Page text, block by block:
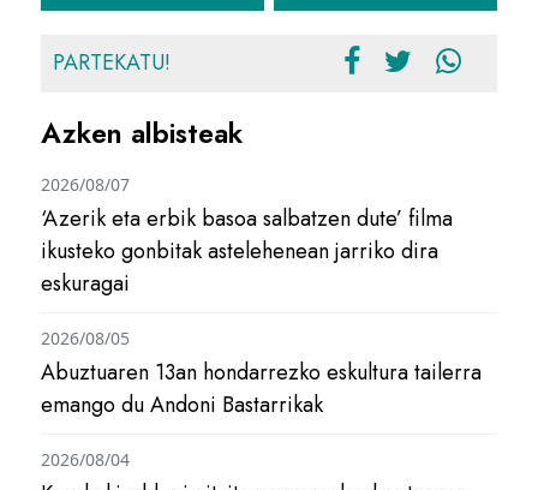
PARTEKATU!
Azken albisteak
‘Azerik eta erbik basoa salbatzen dute’ filma
ikusteko gonbitak astelehenean jarriko dira
eskuragai
2026/08/07
Abuztuaren 13an hondarrezko eskultura tailerra
emango du Andoni Bastarrikak
2026/08/05
2026/08/04